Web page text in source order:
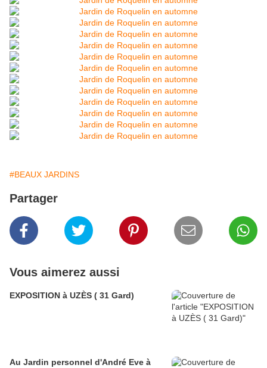
#BEAUX JARDINS
Partager
Vous aimerez aussi
EXPOSITION à UZÈS ( 31 Gard)
Au Jardin personnel d'André Eve à